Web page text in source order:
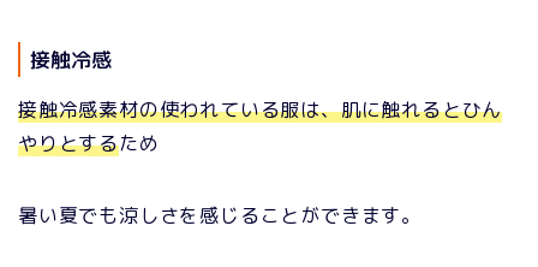
接触冷感
接触冷感素材の使われている服は、肌に触れるとひん
やりとするため
暑い夏でも涼しさを感じることができます。